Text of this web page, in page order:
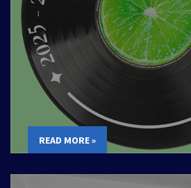
READ MORE »